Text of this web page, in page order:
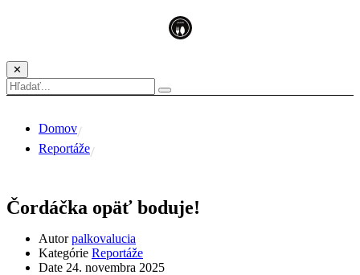
✕
Domov
Reportáže
Čordáčka opäť boduje!
Autor palkovalucia
Kategórie Reportáže
Date 24. novembra 2025